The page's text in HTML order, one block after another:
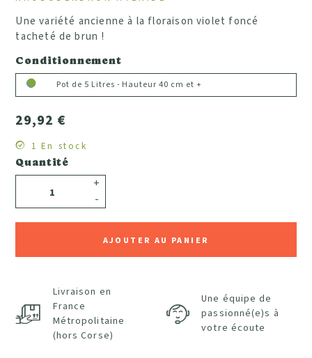
Une variété ancienne à la floraison violet foncé
tacheté de brun !
Conditionnement
Pot de 5 Litres - Hauteur 40 cm et +
29,92 €
Quantité
-
+
AJOUTER AU PANIER
1 En stock
Livraison en
France
Métropolitaine
(hors Corse)
Une équipe de
passionné(e)s à
votre écoute